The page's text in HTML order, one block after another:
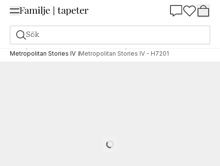
Sök
Tapeter Varumärken AS Creation Tapeten AG
Metropolitan Stories IV Metropolitan Stories IV - H7201
Loading…